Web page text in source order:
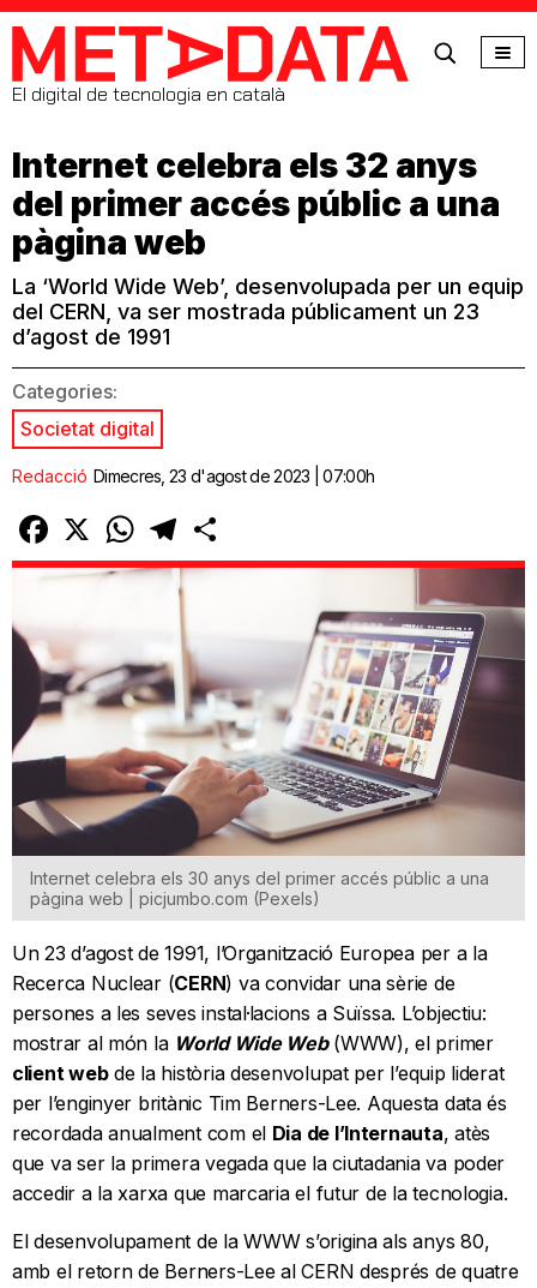
MetaData
El digital de tecnologia en català
Internet celebra els 32 anys
del primer accés públic a una
pàgina web
La ‘World Wide Web’, desenvolupada per un equip
del CERN, va ser mostrada públicament un 23
d’agost de 1991
Categories:
Societat digital
Redacció Dimecres, 23 d'agost de 2023 | 07:00h
Facebook
X WhatsAppTelegram
Internet celebra els 30 anys del primer accés públic a una
pàgina web | picjumbo.com (Pexels)
Un 23 d’agost de 1991, l’Organització Europea per a la
Recerca Nuclear (CERN) va convidar una sèrie de
persones a les seves instal·lacions a Suïssa. L’objectiu:
mostrar al món la World Wide Web(WWW), el primer
client webde la història desenvolupat per l’equip liderat
per l’enginyer britànic Tim Berners-Lee. Aquesta data és
recordada anualment com el Dia de l’Internauta, atès
que va ser la primera vegada que la ciutadania va poder
accedir a la xarxa que marcaria el futur de la tecnologia.
El desenvolupament de la WWW s’origina als anys 80,
amb el retorn de Berners-Lee al CERN després de quatre